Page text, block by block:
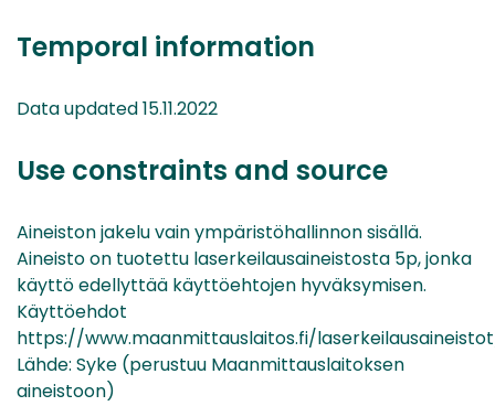
Temporal information
Data updated 15.11.2022
Use constraints and source
Aineiston jakelu vain ympäristöhallinnon sisällä.
Aineisto on tuotettu laserkeilausaineistosta 5p, jonka
käyttö edellyttää käyttöehtojen hyväksymisen.
Käyttöehdot
https://www.maanmittauslaitos.fi/
Lähde: Syke (perustuu Maanmittauslaitoksen
aineistoon)